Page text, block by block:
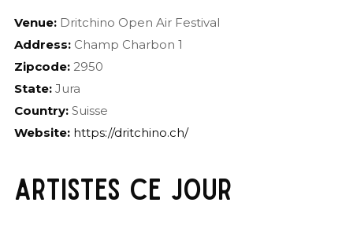
Venue:Dritchino Open Air Festival
Address:Champ Charbon 1
Zipcode:2950
State:Jura
Country:Suisse
Website: https://dritchino.ch/
ARTISTES CE JOUR